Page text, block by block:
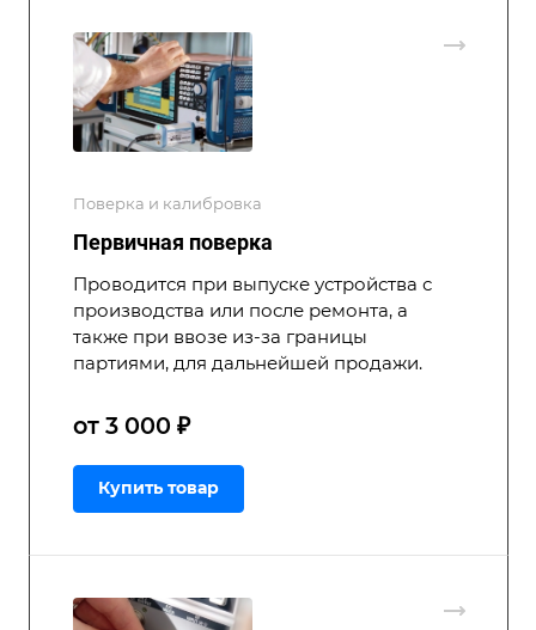
Поверка и калибровка
Первичная поверка
Проводится при выпуске устройства с
производства или после ремонта, а
также при ввозе из-за границы
партиями, для дальнейшей продажи.
от 3 000 ₽
Купить товар